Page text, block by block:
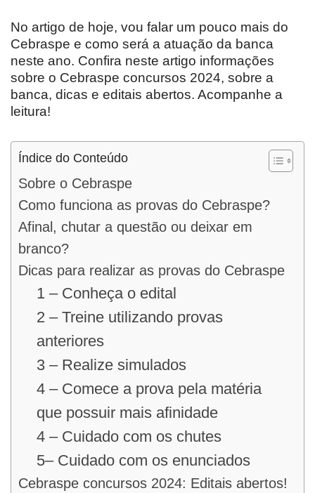
No artigo de hoje, vou falar um pouco mais do
Cebraspe e como será a atuação da banca
neste ano. Confira neste artigo informações
sobre o Cebraspe concursos 2024, sobre a
banca, dicas e editais abertos. Acompanhe a
leitura!
Índice do Conteúdo
Sobre o Cebraspe
Como funciona as provas do Cebraspe?
Afinal, chutar a questão ou deixar em
branco?
Dicas para realizar as provas do Cebraspe
1 – Conheça o edital
2 – Treine utilizando provas
anteriores
3 – Realize simulados
4 – Comece a prova pela matéria
que possuir mais afinidade
4 – Cuidado com os chutes
5– Cuidado com os enunciados
Cebraspe concursos 2024: Editais abertos!